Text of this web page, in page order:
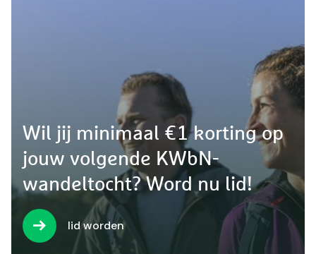
Wil jij minimaal €1 korting op
jouw volgende KWbN-
wandeltocht? Word nu lid!
lid worden